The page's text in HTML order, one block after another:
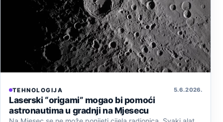
TEHNOLOGIJA 5. 6. 2026.
Laserski “origami” mogao bi pomoći
astronautima u gradnji na Mjesecu